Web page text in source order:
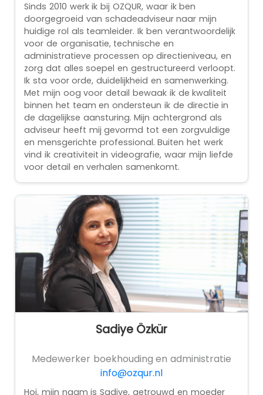
Sinds 2010 werk ik bij OZQUR, waar ik ben
doorgegroeid van schadeadviseur naar mijn
huidige rol als teamleider. Ik ben verantwoordelijk
voor de organisatie, technische en
administratieve processen op directieniveau, en
zorg dat alles soepel en gestructureerd verloopt.
Ik sta voor orde, duidelijkheid en samenwerking.
Met mijn oog voor detail bewaak ik de kwaliteit
binnen het team en ondersteun ik de directie in
de dagelijkse aansturing. Mijn achtergrond als
adviseur heeft mij gevormd tot een zorgvuldige
en mensgerichte professional. Buiten het werk
vind ik creativiteit in videografie, waar mijn liefde
voor detail en verhalen samenkomt.
Sadiye Özkür
Medewerker boekhouding en administratie
info@ozqur.nl
Hoi, mijn naam is Sadiye, getrouwd en moeder